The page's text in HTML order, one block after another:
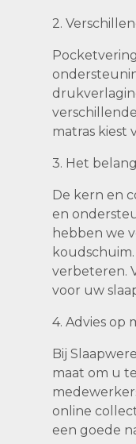
2.
matras kiest
3. Het
De kern en
en
hebben we
verbeteren.
voor uw
4. Advies op
Bij
maat om u
online
een goede